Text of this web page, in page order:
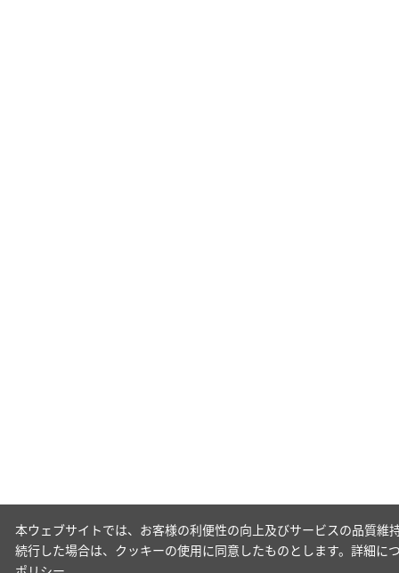
本ウェブサイトでは、お客様の利便性の向上及びサービスの品質
続行した場合は、クッキーの使用に同意したものとします。詳細